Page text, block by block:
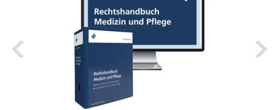
Previous Next